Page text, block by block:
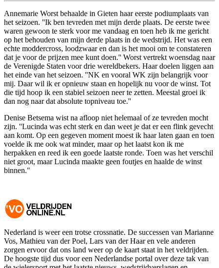
Annemarie Worst behaalde in Gieten haar eerste podiumplaats van
het seizoen. ''Ik ben tevreden met mijn derde plaats. De eerste twee
waren gewoon te sterk voor me vandaag en toen heb ik me gericht
op het behouden van mijn derde plaats in de wedstrijd. Het was een
echte moddercross, loodzwaar en dan is het mooi om te constateren
dat je voor de prijzen mee kunt doen.'' Worst vertrekt woensdag naar
de Verenigde Staten voor drie wereldbekers. Haar doelen liggen aan
het einde van het seizoen. ''NK en vooral WK zijn belangrijk voor
mij. Daar wil ik er opnieuw staan en hopelijk nu voor de winst. Tot
die tijd hoop ik een stabiel seizoen neer te zetten. Meestal groei ik
dan nog naar dat absolute topniveau toe.''
Denise Betsema wist na afloop niet helemaal of ze tevreden mocht
zijn. ''Lucinda was echt sterk en dan weet je dat er een flink gevecht
aan komt. Op een gegeven moment moest ik haar laten gaan en toen
voelde ik me ook wat minder, maar op het laatst kon ik me
herpakken en reed ik een goede laatste ronde. Toen was het verschil
niet groot, maar Lucinda maakte geen foutjes en haalde de winst
binnen."
Nederland is weer een trotse crossnatie. De successen van Marianne
Vos, Mathieu van der Poel, Lars van der Haar en vele anderen
zorgen ervoor dat ons land weer op de kaart staat in het veldrijden.
De hoogste tijd dus voor een Nederlandse portal over deze tak van